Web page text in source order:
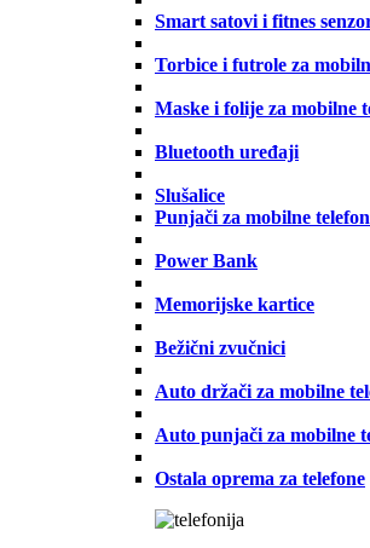
Smart satovi i fitnes
Torbice i futrole za
Maske i folije za mobilne
Bluetooth uređaji
Slušalice
Punjači za mobilne
Power Bank
Memorijske kartice
Bežični zvučnici
Auto držači za mobilne
Auto punjači za mobilne
Ostala oprema za telefone